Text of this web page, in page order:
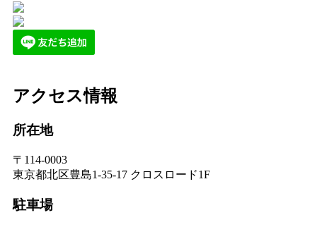
アクセス情報
所在地
〒114-0003
東京都北区豊島1-35-17 クロスロード1F
駐車場